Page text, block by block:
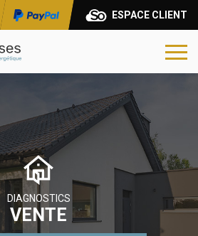
ESPACE CLIENT
DIAGNOSTICS
LOCATION